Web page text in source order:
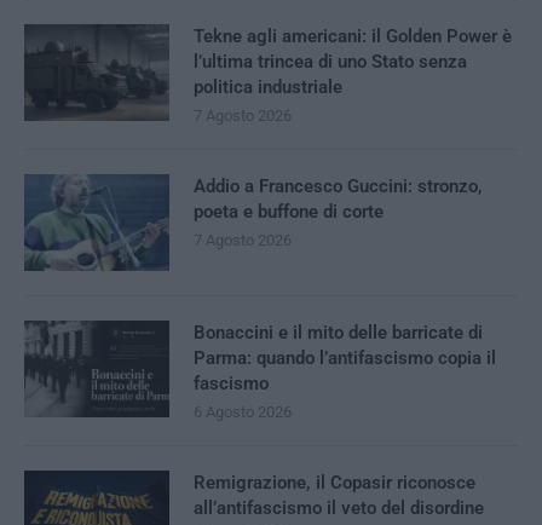
Tekne agli americani: il Golden Power è
l’ultima trincea di uno Stato senza
politica industriale
7 Agosto 2026
Addio a Francesco Guccini: stronzo,
poeta e buffone di corte
7 Agosto 2026
Bonaccini e il mito delle barricate di
Parma: quando l’antifascismo copia il
fascismo
6 Agosto 2026
Remigrazione, il Copasir riconosce
all’antifascismo il veto del disordine